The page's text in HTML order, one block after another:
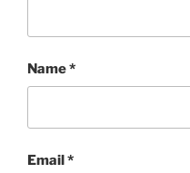
Name*
Email*